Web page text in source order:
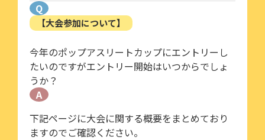
Q
【大会参加について】
今年のポップアスリートカップにエントリーし
たいのですがエントリー開始はいつからでしょ
うか？
A
下記ページに大会に関する概要をまとめており
ますのでご確認ください。